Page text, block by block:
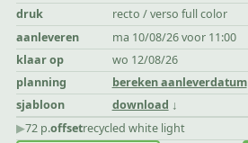
druk
recto / verso full color
aanleveren
ma 10/08/26 voor 11:00
klaar op
wo 12/08/26
planning
bereken aanleverdatum
sjabloon
download
▶︎72 p.offsetrecycled white light